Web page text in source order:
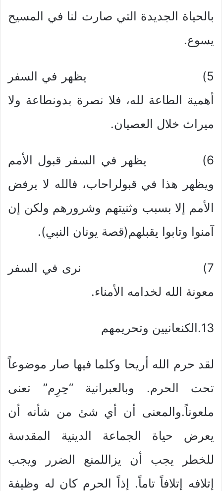
بالحياة الجديدة التي صارت لنا في المسيح
يسوع.
5) يظهر في السفر
أهمية الطاعة لله، فلا نصرة بدونطاعة ولا
ميراث خلال العصيان.
6) يظهر في السفر قبول الأمم
ويظهر هذا في قبولراحاب، فالله لا يرفض
الأمم إلا بسبب وثنيتهم وشرورهم ولكن إن
آمنوا وتابوا يقبلهم(قصة يونان النبي).
7) نرى في السفر
معونة الله لخدامه الأمناء.
13.الكنعانيين وتحريمهم
لقد حرم الله أريحا وكلما فيها صار موضوعاً
تحت الحرم. وبالعبرانية “حِرِم” تعنى
ملعوناً.والمعنى أن أي شئ من شأنه أن
يعرض حياة الجماعة الدينية المقدسة
للخطر يجب أن يزاللمنع الضرر ويجب
إتلافه إتلافاً تاماً. إذاً الحرم كان له وظيفة